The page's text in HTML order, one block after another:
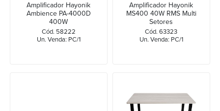
Amplificador Hayonik
Ambience PA-4000D
400W
Cód. 58222
Un. Venda: PC/1
Amplificador Hayonik
MS400 40W RMS Multi
Setores
Cód. 63323
Un. Venda: PC/1